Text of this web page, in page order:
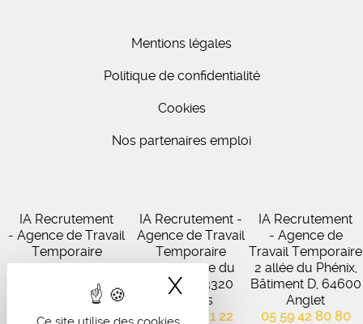
X Masquer le
Mentions légales
Politique de confidentialité
Cookies
Nos partenaires emploi
IA Recrutement
- Agence de Travail
Temporaire
27 Avenue de
Virecourt, 33370
Artigues-près-
Bordeaux
IA Recrutement -
Agence de Travail
Temporaire
102 Avenue du
Médoc, 33320
Eysines
05 56 45 21 22
IA Recrutement
- Agence de
Travail Temporaire
2 allée du Phénix,
Bâtiment D, 64600
Anglet
05 59 42 80 80